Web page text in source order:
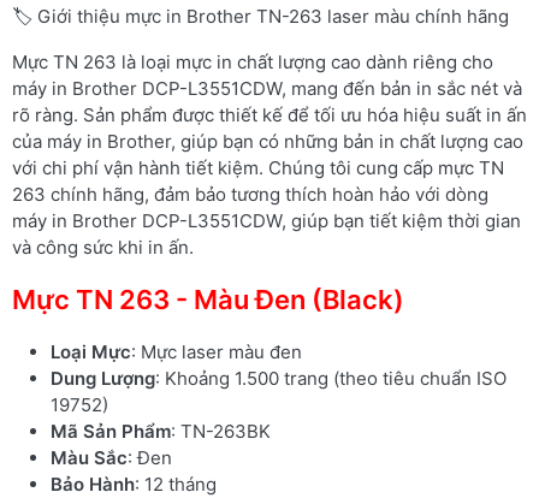
🏷️ Giới thiệu mực in Brother TN-263 laser màu chính hãng
Mực TN 263 là loại mực in chất lượng cao dành riêng cho
máy in Brother DCP-L3551CDW, mang đến bản in sắc nét và
rõ ràng. Sản phẩm được thiết kế để tối ưu hóa hiệu suất in ấn
của máy in Brother, giúp bạn có những bản in chất lượng cao
với chi phí vận hành tiết kiệm. Chúng tôi cung cấp mực TN
263 chính hãng, đảm bảo tương thích hoàn hảo với dòng
máy in Brother DCP-L3551CDW, giúp bạn tiết kiệm thời gian
và công sức khi in ấn.
Mực TN 263 - Màu Đen (Black)
Loại Mực: Mực laser màu đen
Dung Lượng: Khoảng 1.500 trang (theo tiêu chuẩn ISO
19752)
Mã Sản Phẩm: TN-263BK
Màu Sắc: Đen
Bảo Hành: 12 tháng